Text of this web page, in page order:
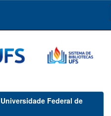
Federal de